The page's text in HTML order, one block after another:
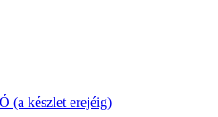
készlet erejéig)